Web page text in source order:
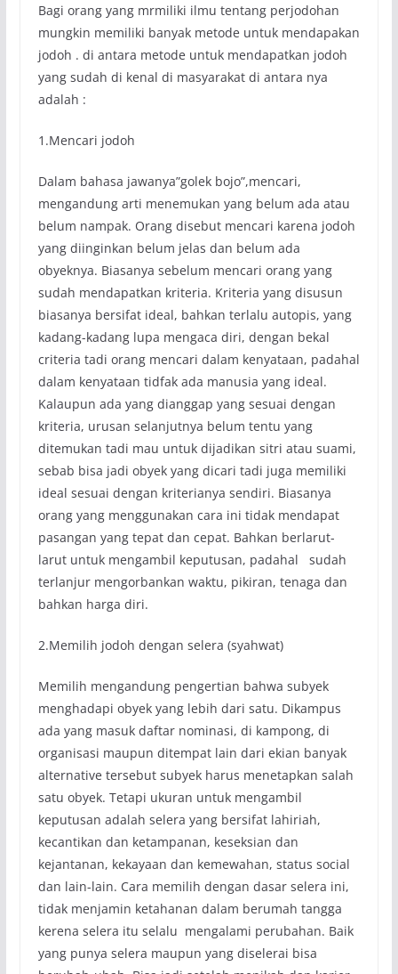
Bagi orang yang mrmiliki ilmu tentang perjodohan
mungkin memiliki banyak metode untuk mendapakan
jodoh . di antara metode untuk mendapatkan jodoh
yang sudah di kenal di masyarakat di antara nya
adalah :
1.Mencari jodoh
Dalam bahasa jawanya”golek bojo”,mencari,
mengandung arti menemukan yang belum ada atau
belum nampak. Orang disebut mencari karena jodoh
yang diinginkan belum jelas dan belum ada
obyeknya. Biasanya sebelum mencari orang yang
sudah mendapatkan kriteria. Kriteria yang disusun
biasanya bersifat ideal, bahkan terlalu autopis, yang
kadang-kadang lupa mengaca diri, dengan bekal
criteria tadi orang mencari dalam kenyataan, padahal
dalam kenyataan tidfak ada manusia yang ideal.
Kalaupun ada yang dianggap yang sesuai dengan
kriteria, urusan selanjutnya belum tentu yang
ditemukan tadi mau untuk dijadikan sitri atau suami,
sebab bisa jadi obyek yang dicari tadi juga memiliki
ideal sesuai dengan kriterianya sendiri. Biasanya
orang yang menggunakan cara ini tidak mendapat
pasangan yang tepat dan cepat. Bahkan berlarut-
larut untuk mengambil keputusan, padahal sudah
terlanjur mengorbankan waktu, pikiran, tenaga dan
bahkan harga diri.
2.Memilih jodoh dengan selera (syahwat)
Memilih mengandung pengertian bahwa subyek
menghadapi obyek yang lebih dari satu. Dikampus
ada yang masuk daftar nominasi, di kampong, di
organisasi maupun ditempat lain dari ekian banyak
alternative tersebut subyek harus menetapkan salah
satu obyek. Tetapi ukuran untuk mengambil
keputusan adalah selera yang bersifat lahiriah,
kecantikan dan ketampanan, keseksian dan
kejantanan, kekayaan dan kemewahan, status social
dan lain-lain. Cara memilih dengan dasar selera ini,
tidak menjamin ketahanan dalam berumah tangga
kerena selera itu selalu mengalami perubahan. Baik
yang punya selera maupun yang diselerai bisa